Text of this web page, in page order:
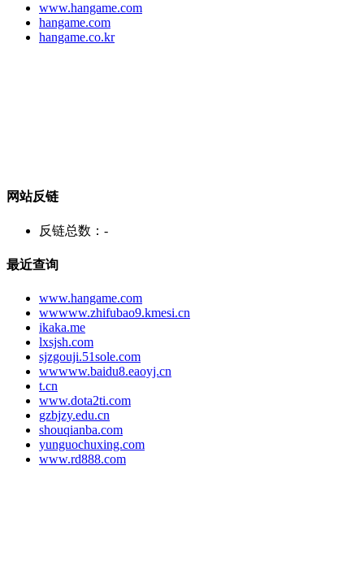
www.hangame.com
hangame.com
hangame.co.kr
网站反链
反链总数： -
最近查询
www.hangame.com
wwwww.zhifubao9.kmesi.cn
ikaka.me
lxsjsh.com
sjzgouji.51sole.com
wwwww.baidu8.eaoyj.cn
t.cn
www.dota2ti.com
gzbjzy.edu.cn
shouqianba.com
yunguochuxing.com
www.rd888.com